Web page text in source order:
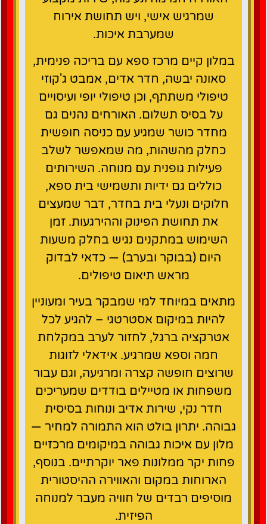
שמרגיש אישי, ויש תחושת אירוח
שמערבת איכות.
במלון קיים מרכז ספא עם בריכה פנימית,
סאונה יבשה, חדר אדים, אמבט ג'קוזי
טיפולי משתתף, וכן טיפולי יופי ועיסויים
על בסיס תשלום. האורחים נהנים גם
מחדר כושר שמגיע עם כניסה חופשית
כחלק מהשהות, מה שמאפשר לשלב
פעילות גופנית עם מנוחה. השירותים
כוללים גם ידיות ותשמישי בית ספא,
חלוקים ונעלי בית בחדר, דבר שמעצים
את תחושת הפינוק וההירגעות. זמן
השימוש במתקנים נגיש בחלק משעות
היום (בבוקר ובערב) — כדאי לבדוק
מראש תיאום טיפולים.
מתאים במיוחד למי שמבקר בעיר ומעוניין
להיות במיקום אסטרטגי – להגיע לכל
אטרקציה ברגל, לחזור לערב במקלחת
חמה וספא שמרגיע. אידאלי לזוגות
שרוצים חופשה קצרה ומרגיעה, וגם עבור
משפחות או מטיילים בודדים שמעריכים
חדר נקי, שירות אדיב ונוחות בסיסית
גבוהה. יתרון בולט הוא התמורה למחיר —
מלון עם איכות גבוהה במיקומים מרכזיים
פחות יקר ממלונות פאר יוקרתיים. בנוסף,
הארוחות במקום והאווירה ההיסטורית
מוסיפים רבדים של חוויה מעבר למנוחה
הפיזית.